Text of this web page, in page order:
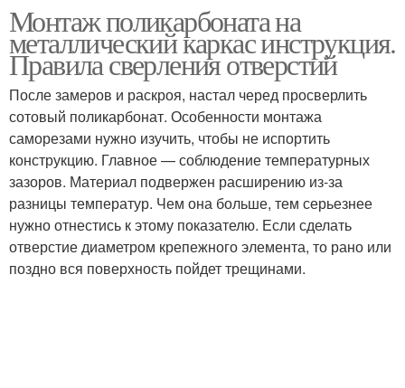
металлическому
профилю
Монтаж поликарбоната на
металлический каркас инструкция.
Правила сверления отверстий
После замеров и раскроя, настал черед просверлить
сотовый поликарбонат. Особенности монтажа
саморезами нужно изучить, чтобы не испортить
конструкцию. Главное — соблюдение температурных
зазоров. Материал подвержен расширению из-за
разницы температур. Чем она больше, тем серьезнее
нужно отнестись к этому показателю. Если сделать
отверстие диаметром крепежного элемента, то рано или
поздно вся поверхность пойдет трещинами.